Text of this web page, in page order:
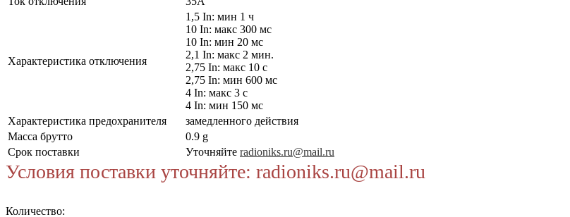
Характеристика отключения
1,5 In: мин 1 ч
10 In: макс 300 мс
10 In: мин 20 мс
2,1 In: макс 2 мин.
2,75 In: макс 10 с
2,75 In: мин 600 мс
4 In: макс 3 с
4 In: мин 150 мс
Характеристика предохранителя
замедленного действия
Масса брутто
0.9 g
Срок поставки
Уточняйте radioniks.ru@mail.ru
Условия поставки уточняйте: radioniks.ru@mail.ru
Количество: